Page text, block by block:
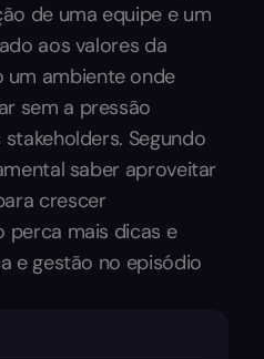
de uma equipe e um
aos valores da
um ambiente onde
sem a pressão
Segundo
saber aproveitar
crescer
perca mais dicas e
e gestão no episódio